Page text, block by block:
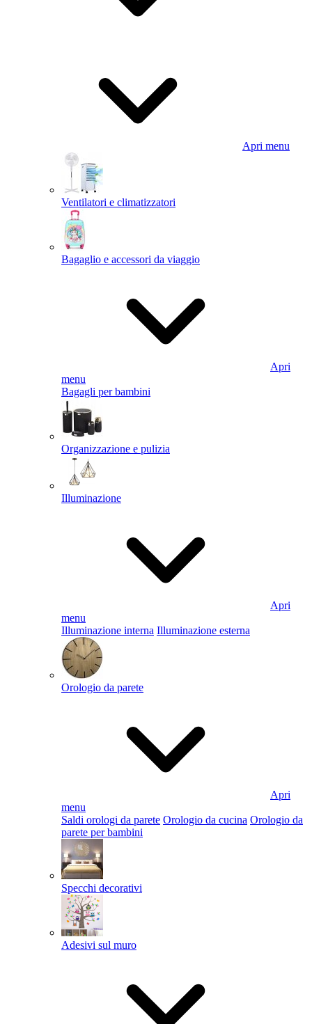
Apri menu
Ventilatori e climatizzatori
Bagaglio e accessori da viaggio
Apri
menu
Bagagli per bambini
Organizzazione e pulizia
Illuminazione
Apri
menu
Illuminazione interna Illuminazione esterna
Orologio da parete
Apri
menu
Saldi orologi da parete Orologio da cucina Orologio da
parete per bambini
Specchi decorativi
Adesivi sul muro